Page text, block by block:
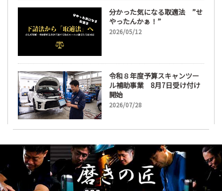
分かった気になる取適法 ”せ
やったんかぁ！”
2026/05/12
令和８年度予算スキャンツー
ル補助事業 8月7日受け付け
開始
2026/07/28